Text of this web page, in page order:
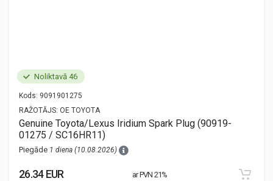
Noliktavā 46
Kods: 9091901275
RAŽOTĀJS: OE TOYOTA
Genuine Toyota/Lexus Iridium Spark Plug (90919-
01275 / SC16HR11)
Piegāde 1 diena (10.08.2026)
26.34 EUR ar PVN 21%